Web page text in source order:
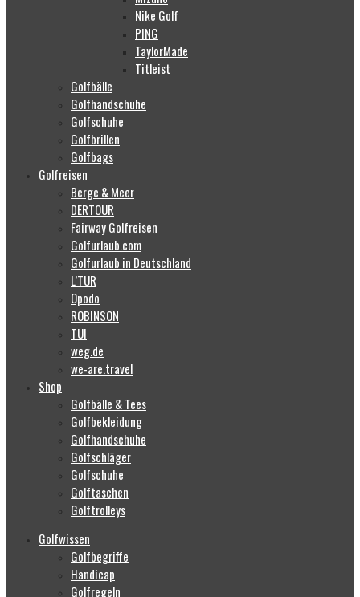
Nike Golf
PING
TaylorMade
Titleist
Golfbälle
Golfhandschuhe
Golfschuhe
Golfbrillen
Golfbags
Golfreisen
Berge & Meer
DERTOUR
Fairway Golfreisen
Golfurlaub.com
Golfurlaub in Deutschland
L’TUR
Opodo
ROBINSON
TUI
weg.de
we-are.travel
Shop
Golfbälle & Tees
Golfbekleidung
Golfhandschuhe
Golfschläger
Golfschuhe
Golftaschen
Golftrolleys
Golfwissen
Golfbegriffe
Handicap
Golfregeln